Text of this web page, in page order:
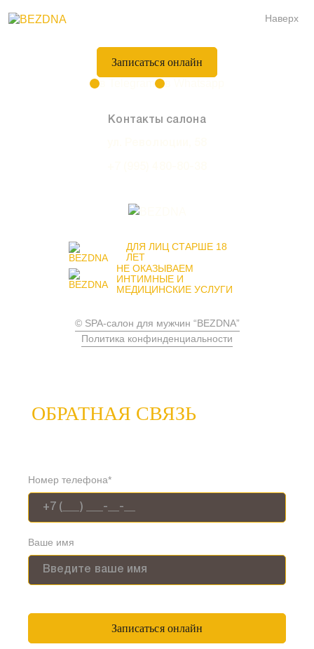
Наверх
Записаться онлайн
Контакты салона
ДЛЯ ЛИЦ СТАРШЕ 18
ЛЕТ
НЕ ОКАЗЫВАЕМ
ИНТИМНЫЕ И
МЕДИЦИНСКИЕ УСЛУГИ
© SPA-салон для мужчин “BEZDNA”
Политика конфинденциальности
ОБРАТНАЯ СВЯЗЬ
Номер телефона*
Ваше имя